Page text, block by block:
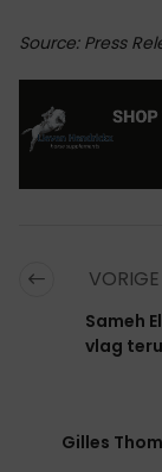
Source: Press
VORIGE
Sameh
vlag
Gilles